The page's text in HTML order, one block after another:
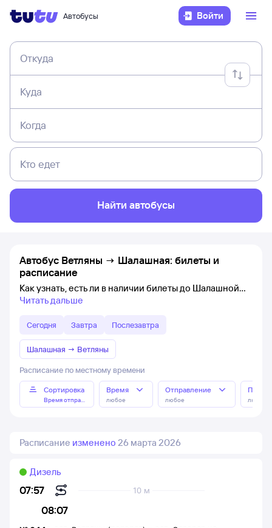
Автобусы Войти
Откуда
Куда
Когда
Кто едет
Найти автобусы
Автобус Ветляны → Шалашная: билеты и
расписание
Как узнать, есть ли в наличии билеты до Шалашной
Читать дальше
Сегодня Завтра Послезавтра
Шалашная → Ветляны
Расписание по местному времени
Сортировка
Время отправления
Время
любое
Отправление
любое любое
Расписание изменено 26 марта 2026
07:57
08:07
10 м
Дизель